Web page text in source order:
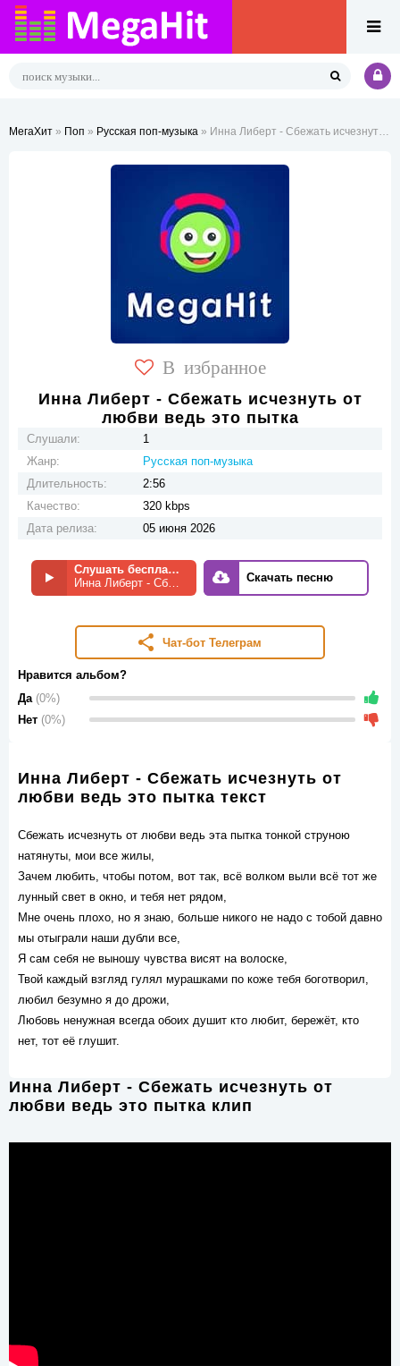
МегаХит » Поп » Русская поп-музыка » Инна Либерт - Сбежать исчезнуть от любви ведь это пытка
В избранное
Инна Либерт - Сбежать исчезнуть от
любви ведь это пытка
Слушали:
1
Жанр:
Русская поп-музыка
Длительность:
2:56
Качество:
320 kbps
Дата релиза:
05 июня 2026
Слушать бесплатно
Инна Либерт - Сбежать исчезнуть от любви ведь это пытка
Скачать песню
Чат-бот Телеграм
Нравится альбом?
Да (0%)
Нет (0%)
Инна Либерт - Сбежать исчезнуть от
любви ведь это пытка текст
Сбежать исчезнуть от любви ведь эта пытка тонкой струною
натянуты, мои все жилы,
Зачем любить, чтобы потом, вот так, всё волком выли всё тот же
лунный свет в окно, и тебя нет рядом,
Мне очень плохо, но я знаю, больше никого не надо с тобой давно
мы отыграли наши дубли все,
Я сам себя не выношу чувства висят на волоске,
Твой каждый взгляд гулял мурашками по коже тебя боготворил,
любил безумно я до дрожи,
Любовь ненужная всегда обоих душит кто любит, бережёт, кто
нет, тот её глушит.
Инна Либерт - Сбежать исчезнуть от
любви ведь это пытка клип